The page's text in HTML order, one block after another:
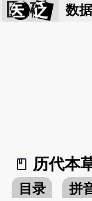
医 砭 数
book_2
历代本
目录 拼